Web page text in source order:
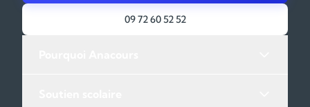
09 72 60 52 52